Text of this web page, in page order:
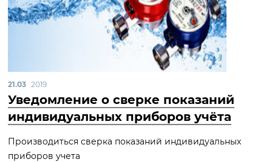
21.03 2019
Уведомление о сверке показаний
индивидуальных приборов учёта
Производиться сверка показаний индивидуальных
приборов учета